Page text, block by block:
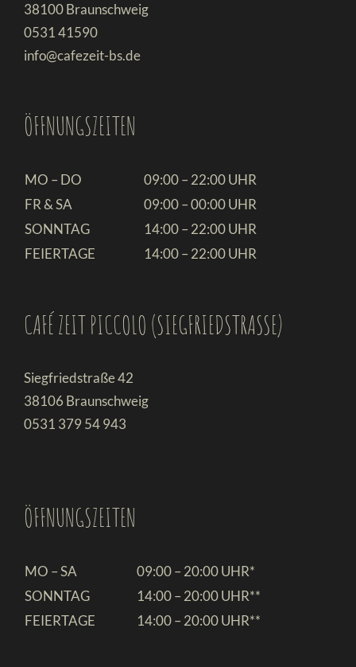
38100 Braunschweig
0531 41590
info@cafezeit-bs.de
ÖFFNUNGSZEITEN
MO – DO
09:00 – 22:00 UHR
FR & SA
09:00 – 00:00 UHR
SONNTAG
14:00 – 22:00 UHR
FEIERTAGE
14:00 – 22:00 UHR
CAFÉ ZEIT PICCOLO (SIEGFRIEDSTRASSE)
Siegfriedstraße 42
38106 Braunschweig
0531 379 54 943
ÖFFNUNGSZEITEN
MO – SA
09:00 – 20:00 UHR*
SONNTAG
14:00 – 20:00 UHR**
FEIERTAGE
14:00 – 20:00 UHR**